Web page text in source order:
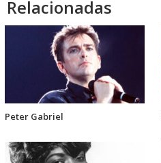
Relacionadas
Peter Gabriel